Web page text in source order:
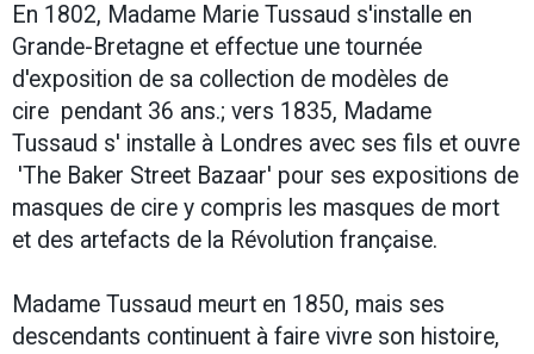
En 1802, Madame Marie Tussaud s'installe en
Grande-Bretagne et effectue une tournée
d'exposition de sa collection de modèles de
cire pendant 36 ans.; vers 1835, Madame
Tussaud s' installe à Londres avec ses fils et ouvre
'The Baker Street Bazaar' pour ses expositions de
masques de cire y compris les masques de mort
et des artefacts de la Révolution française.
Madame Tussaud meurt en 1850, mais ses
descendants continuent à faire vivre son histoire,